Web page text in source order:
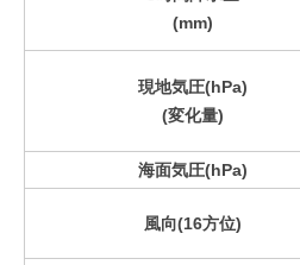
(mm)
現地気圧(hPa)
(変化量)
海面気圧(hPa)
風向(16方位)